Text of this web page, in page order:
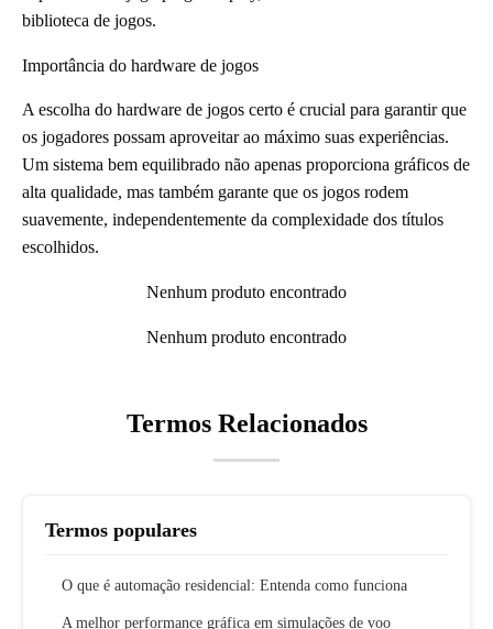
biblioteca de jogos.
Importância do hardware de jogos
A escolha do hardware de jogos certo é crucial para garantir que
os jogadores possam aproveitar ao máximo suas experiências.
Um sistema bem equilibrado não apenas proporciona gráficos de
alta qualidade, mas também garante que os jogos rodem
suavemente, independentemente da complexidade dos títulos
escolhidos.
Nenhum produto encontrado
Nenhum produto encontrado
Termos Relacionados
Termos populares
O que é automação residencial: Entenda como funciona
A melhor performance gráfica em simulações de voo